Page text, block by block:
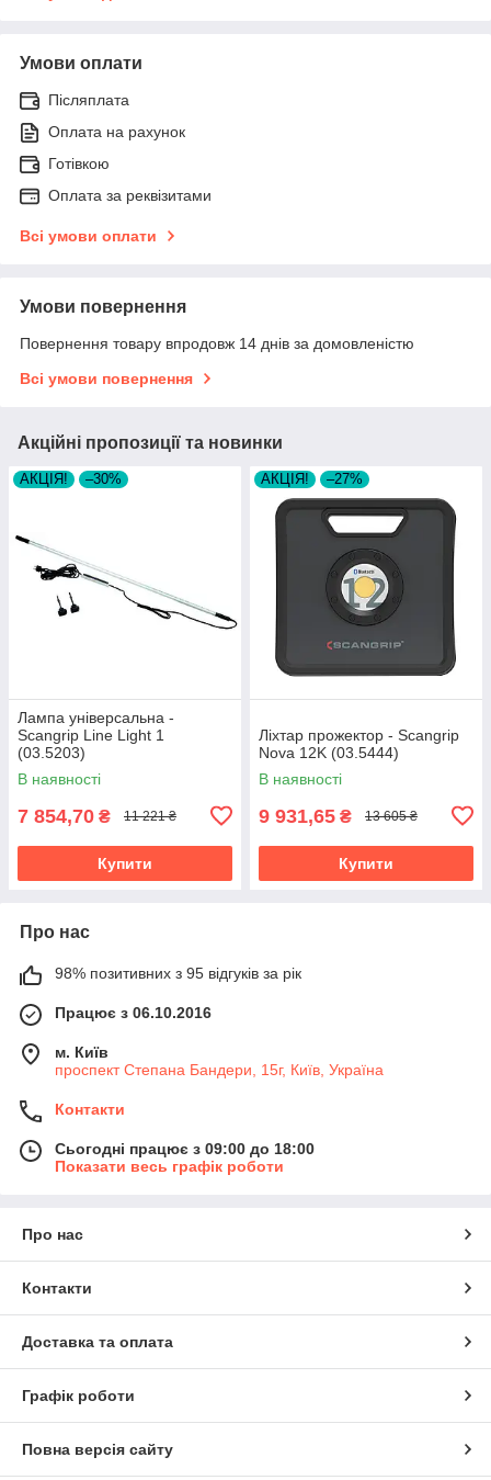
Умови оплати
Післяплата
Оплата на рахунок
Готівкою
Оплата за реквізитами
Всі умови оплати
Умови повернення
Повернення товару впродовж 14 днів за домовленістю
Всі умови повернення
Акційні пропозиції та новинки
АКЦІЯ! –30%
Лампа універсальна -
Scangrip Line Light 1
(03.5203)
В наявності
7 854,70 ₴ 11 221 ₴
Купити
АКЦІЯ! –27%
Ліхтар прожектор - Scangrip
Nova 12K (03.5444)
В наявності
9 931,65 ₴ 13 605 ₴
Купити
Про нас
98% позитивних з 95 відгуків за рік
Працює з 06.10.2016
м. Київ
проспект Степана Бандери, 15г, Київ, Україна
Контакти
Сьогодні працює з 09:00 до 18:00
Показати весь графік роботи
Про нас
Контакти
Доставка та оплата
Графік роботи
Повна версія сайту